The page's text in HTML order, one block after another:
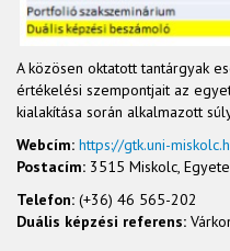
A közösen oktatott tantárgyak
értékelési szempontjait az
kialakítása során alkalmazott
Webcím: https://gtk.uni-
Postacím: 3515 Miskolc,
Telefon: (+36) 46 565-202
Duális képzési referens: